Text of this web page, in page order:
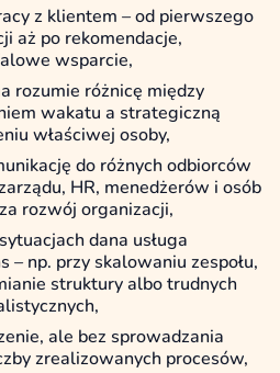
z klientem – od pierwszego
aż po rekomendacje,
wsparcie,
rozumie różnicę między
wakatu a strategiczną
właściwej osoby,
do różnych odbiorców
HR, menedżerów i osób
rozwój organizacji,
dana usługa
– np. przy skalowaniu zespołu,
struktury albo trudnych
ale bez sprowadzania
zrealizowanych procesów,